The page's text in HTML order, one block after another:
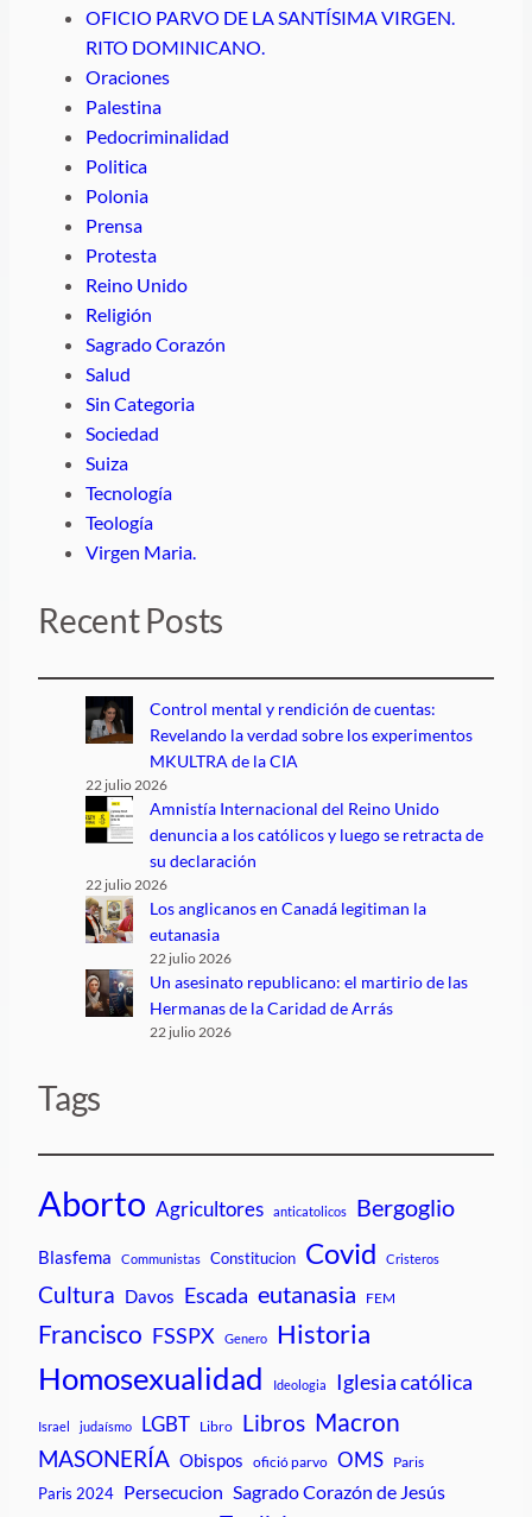
OFICIO PARVO DE LA SANTÍSIMA VIRGEN.
RITO DOMINICANO.
Oraciones
Palestina
Pedocriminalidad
Politica
Polonia
Prensa
Protesta
Reino Unido
Religión
Sagrado Corazón
Salud
Sin Categoria
Sociedad
Suiza
Tecnología
Teología
Virgen Maria.
Recent Posts
Control mental y rendición de cuentas:
Revelando la verdad sobre los experimentos
MKULTRA de la CIA
22 julio 2026
Amnistía Internacional del Reino Unido
denuncia a los católicos y luego se retracta de
su declaración
22 julio 2026
Los anglicanos en Canadá legitiman la
eutanasia
22 julio 2026
Un asesinato republicano: el martirio de las
Hermanas de la Caridad de Arrás
22 julio 2026
Tags
Aborto Agricultores anticatolicos Bergoglio
Blasfema Communistas Constitucion Covid Cristeros
Cultura Davos Escada eutanasia FEM
Francisco FSSPX Genero Historia
Homosexualidad Ideologia Iglesia católica
Israel judaísmo LGBT Libro Libros Macron
MASONERÍA Obispos ofició parvo OMS Paris
Paris 2024 Persecucion Sagrado Corazón de Jesús